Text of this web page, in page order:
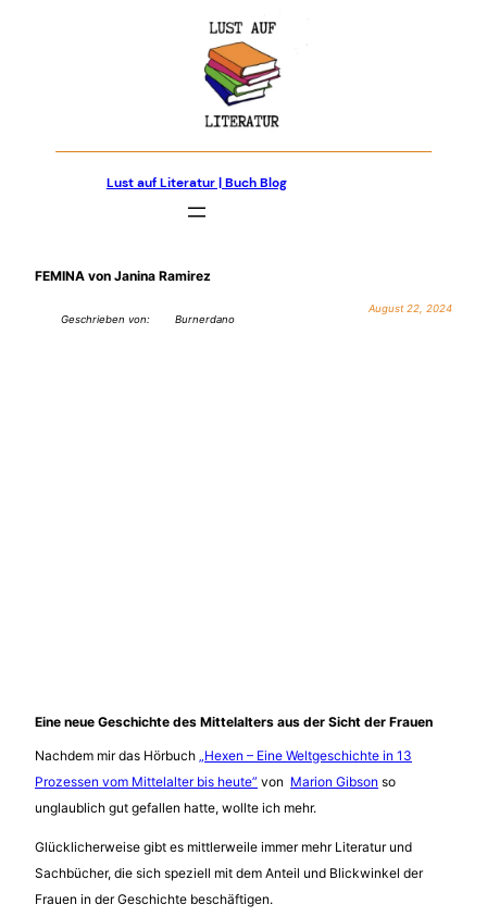
Lust auf Literatur | Buch Blog
FEMINA von Janina Ramirez
Geschrieben von: Burnerdano
August 22, 2024
Eine neue Geschichte des Mittelalters aus der Sicht der Frauen
Nachdem mir das Hörbuch „Hexen – Eine Weltgeschichte in 13
Prozessen vom Mittelalter bis heute” von Marion Gibson so
unglaublich gut gefallen hatte, wollte ich mehr.
Glücklicherweise gibt es mittlerweile immer mehr Literatur und
Sachbücher, die sich speziell mit dem Anteil und Blickwinkel der
Frauen in der Geschichte beschäftigen.